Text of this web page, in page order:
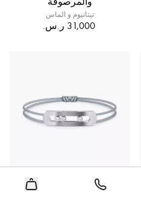
تيتانيوم و الماس
‏31,000 ر.س.‏
سوار Move Titanium من